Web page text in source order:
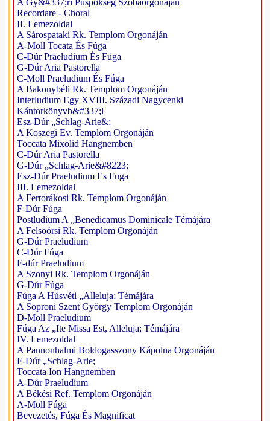
A Gy&#337;ri Püspökség Szobaorgonáján
Recordare - Choral
II. Lemezoldal
A Sárospataki Rk. Templom Orgonáján
A-Moll Tocata És Fúga
C-Dúr Praeludium És Fúga
G-Dúr Aria Pastorella
C-Moll Praeludium És Fúga
A Bakonybéli Rk. Templom Orgonáján
Interludium Egy XVIII. Századi Nagycenki
Kántorkönyvb&#337;l
Esz-Dúr „Schlag-Arie&;
A Koszegi Ev. Templom Orgonáján
Toccata Mixolid Hangnemben
C-Dúr Aria Pastorella
G-Dúr „Schlag-Arie&#8223;
Esz-Dúr Praeludium Es Fuga
III. Lemezoldal
A Fertorákosi Rk. Templom Orgonáján
F-Dúr Fúga
Postludium A „Benedicamus Dominicale Témájára
A Felsoörsi Rk. Templom Orgonáján
G-Dúr Praeludium
C-Dúr Fúga
F-dúr Praeludium
A Szonyi Rk. Templom Orgonáján
G-Dúr Fúga
Fúga A Húsvéti „Alleluja; Témájára
A Soproni Szent György Templom Orgonáján
D-Moll Praeludium
Fúga Az „Ite Missa Est, Alleluja; Témájára
IV. Lemezoldal
A Pannonhalmi Boldogasszony Kápolna Orgonáján
F-Dúr „Schlag-Arie;
Toccata Ion Hangnemben
A-Dúr Praeludium
A Békési Ref. Templom Orgonáján
A-Moll Fúga
Bevezetés, Fúga És Magnificat